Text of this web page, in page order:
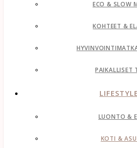
ECO & SLOW
KOHTEET &
PAIKALLISET
LIFESTYLE
LUONTO &
KOTI &